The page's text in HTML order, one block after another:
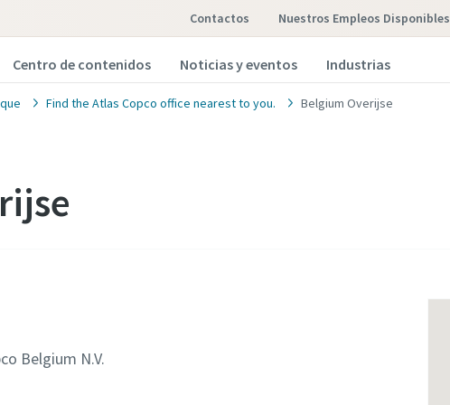
Contactos Nuestros Empleos Disponibles
Centro de contenidos Noticias y eventos Industrias
Find the Atlas Copco office nearest to you. Belgium Overijse
Belgium N.V.